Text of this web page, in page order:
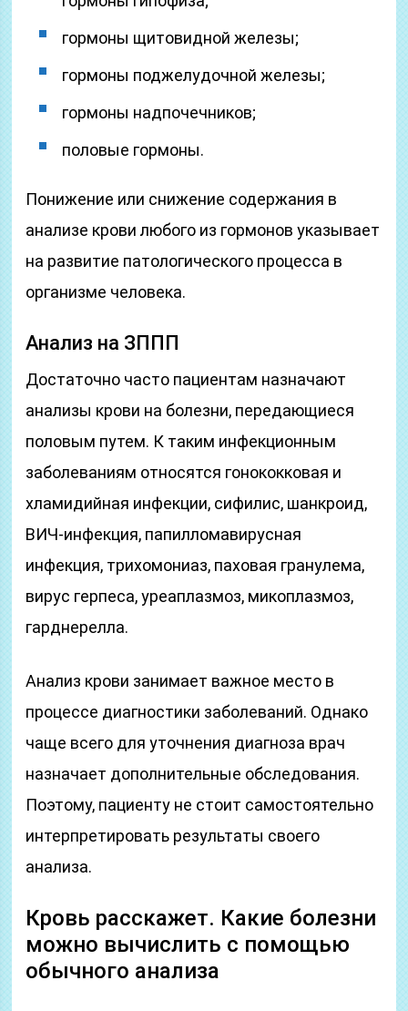
гормоны щитовидной железы;
гормоны поджелудочной железы;
гормоны надпочечников;
половые гормоны.
Понижение или снижение содержания в
анализе крови любого из гормонов указывает
на развитие патологического процесса в
организме человека.
Анализ на ЗППП
Достаточно часто пациентам назначают
анализы крови на болезни, передающиеся
половым путем. К таким инфекционным
заболеваниям относятся гонококковая и
хламидийная инфекции, сифилис, шанкроид,
ВИЧ-инфекция, папилломавирусная
инфекция, трихомониаз, паховая гранулема,
вирус герпеса, уреаплазмоз, микоплазмоз,
гарднерелла.
Анализ крови занимает важное место в
процессе диагностики заболеваний. Однако
чаще всего для уточнения диагноза врач
назначает дополнительные обследования.
Поэтому, пациенту не стоит самостоятельно
интерпретировать результаты своего
анализа.
Кровь расскажет. Какие болезни
можно вычислить с помощью
обычного анализа